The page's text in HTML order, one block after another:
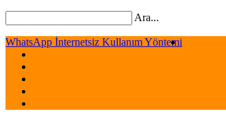
Ara...
WhatsApp İnternetsiz Kullanım Yöntemi